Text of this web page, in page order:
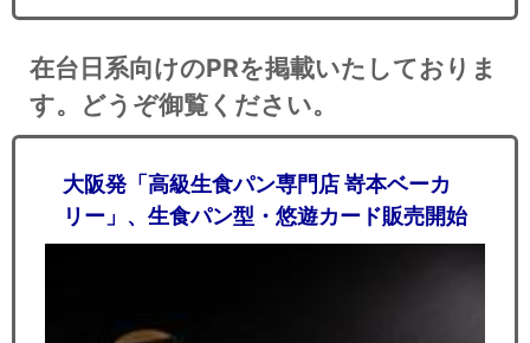
在台日系向けのPRを掲載いたしておりま
す。どうぞ御覧ください。
大阪発「高級生食パン専門店 嵜本ベーカ
リー」、生食パン型・悠遊カード販売開始